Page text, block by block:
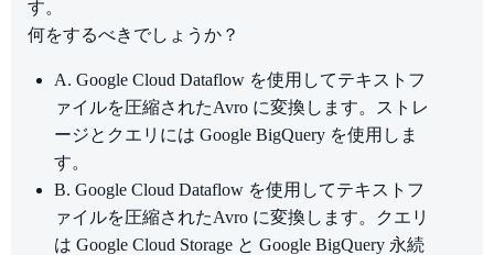
す。
何をするべきでしょうか？
A. Google Cloud Dataflow を使用してテキストフ
ァイルを圧縮されたAvro に変換します。ストレ
ージとクエリには Google BigQuery を使用しま
す。
B. Google Cloud Dataflow を使用してテキストフ
ァイルを圧縮されたAvro に変換します。クエリ
は Google Cloud Storage と Google BigQuery 永続